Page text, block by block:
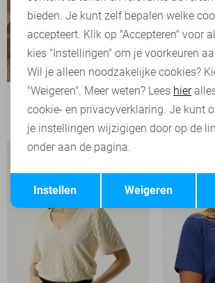
29,99
Terug
bieden. Je kunt zelf bepalen welke
accepteert. Klik op "Accepteren" voor
kies "Instellingen" om je voorkeuren
Wil je alleen noodzakelijke cookies?
"Weigeren". Meer weten? Lees hier
cookie- en privacyverklaring. Je kunt
je instellingen wijzigigen door op de
onder aan de pagina.
Weigeren
Instellen